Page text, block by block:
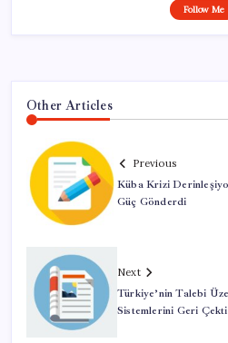
Follow Me
Other Articles
Previous
Küba Krizi
Güç Gönderdi
Next
Türkiye’nin Talebi
Sistemlerini Geri